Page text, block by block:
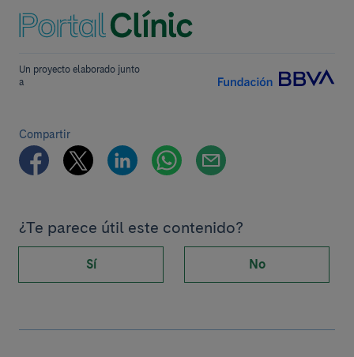
Un proyecto elaborado junto
a
Compartir
¿Te parece útil este contenido?
Sí No